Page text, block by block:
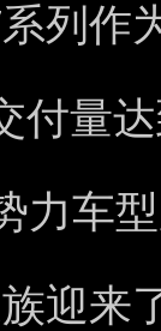
列作
付量
力车
族迎